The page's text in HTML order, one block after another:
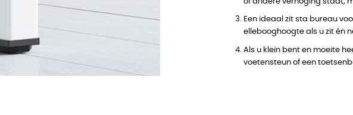
Een ideaal zit sta bureau
ellebooghoogte als u zit én
Als u klein bent en moeite
voetensteun of een